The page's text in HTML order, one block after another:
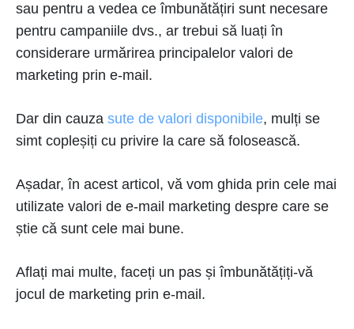
sau pentru a vedea ce îmbunătățiri sunt necesare
pentru campaniile dvs., ar trebui să luați în
considerare urmărirea principalelor valori de
marketing prin e-mail.
Dar din cauza sute de valori disponibile, mulți se
simt copleșiți cu privire la care să folosească.
Așadar, în acest articol, vă vom ghida prin cele mai
utilizate valori de e-mail marketing despre care se
știe că sunt cele mai bune.
Aflați mai multe, faceți un pas și îmbunătățiți-vă
jocul de marketing prin e-mail.